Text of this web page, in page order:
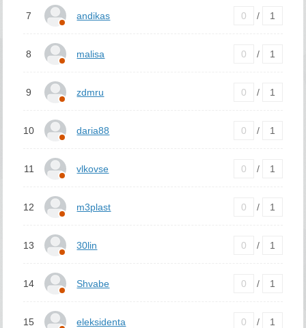
7 andikas 0 / 1
8 malisa 0 / 1
9 zdmru 0 / 1
10 daria88 0 / 1
11 vlkovse 0 / 1
12 m3plast 0 / 1
13 30lin 0 / 1
14 Shvabe 0 / 1
15 eleksidenta 0 / 1